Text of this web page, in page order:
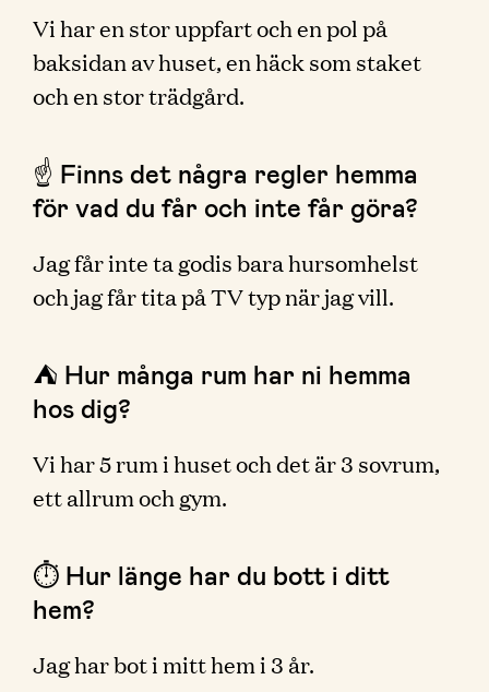
Vi har en stor uppfart och en pol på
baksidan av huset, en häck som staket
och en stor trädgård.
☝️ Finns det några regler hemma
för vad du får och inte får göra?
Jag får inte ta godis bara hursomhelst
och jag får tita på TV typ när jag vill.
⛺️ Hur många rum har ni hemma
hos dig?
Vi har 5 rum i huset och det är 3 sovrum,
ett allrum och gym.
⏱ Hur länge har du bott i ditt
hem?
Jag har bot i mitt hem i 3 år.